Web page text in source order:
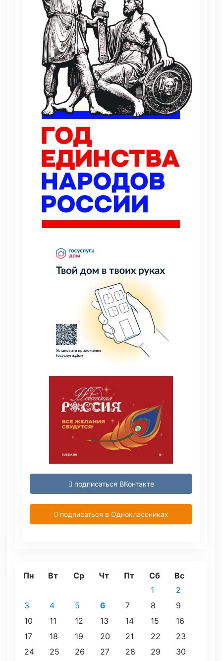
подписаться ВКонтакте
подписаться в Одноклассниках
Пн Вт Ср Чт Пт Сб
Вс
1
2
3
4 5 6 7 8
9
10
11 12 13 14 15
16
17
18 19 20 21 22
23
24
25 26 27 28 29 30